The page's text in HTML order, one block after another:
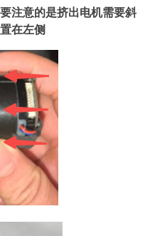
注意的是挤出电机需要斜
在左侧